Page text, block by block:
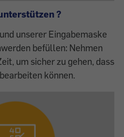
?
unserer Eingabemaske
befüllen: Nehmen
um sicher zu gehen, dass
können.